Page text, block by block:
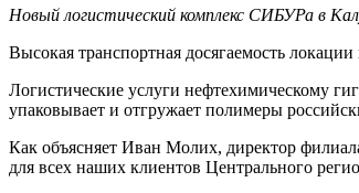
Новый логистический комплекс СИБУРа в
Высокая транспортная досягаемость
Логистические услуги нефтехимическому
упаковывает и отгружает полимеры
Как объясняет Иван Молих, директор
для всех наших клиентов Центрального